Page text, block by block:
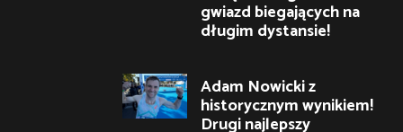
gwiazd biegających na
długim dystansie!
Adam Nowicki z
historycznym wynikiem!
Drugi najlepszy